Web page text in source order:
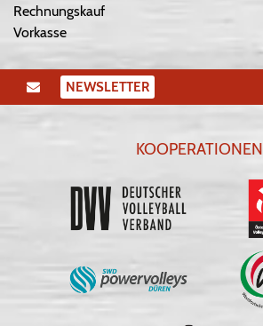
Rechnungskauf
Vorkasse
NEWSLETTER
KOOPERATIONEN